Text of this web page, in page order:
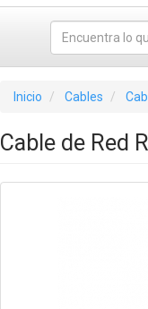
Inicio Cables
Cable de Red